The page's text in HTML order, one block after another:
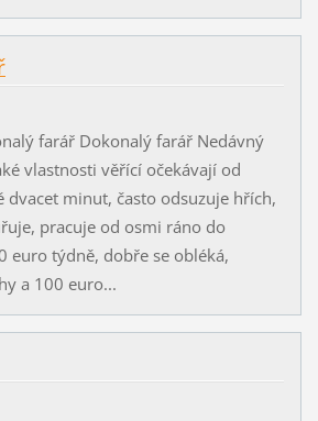
farář Dokonalý farář Nedávný
vlastnosti věřící očekávají od
dvacet minut, často odsuzuje hřích,
pracuje od osmi ráno do
euro týdně, dobře se obléká,
a 100 euro...